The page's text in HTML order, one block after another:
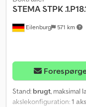
Eilenburg 571 km
STEMA STPK
Stand: brugt, maksimal
akslekonfiguration:1